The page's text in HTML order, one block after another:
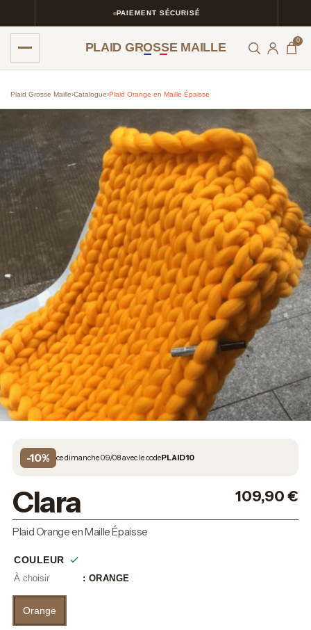
PAIEMENT SÉCURISÉ
PLAID GROSSE MAILLE 0
Plaid Grosse Maille›Catalogue›Plaid Orange en Maille Épaisse
-10% ce dimanche 09/08 avec le codePLAID10
Clara 109,90€
Plaid Orange en Maille Épaisse
COULEUR
: ORANGE
Orange